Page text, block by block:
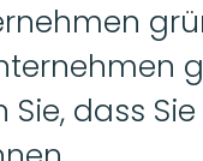
dass